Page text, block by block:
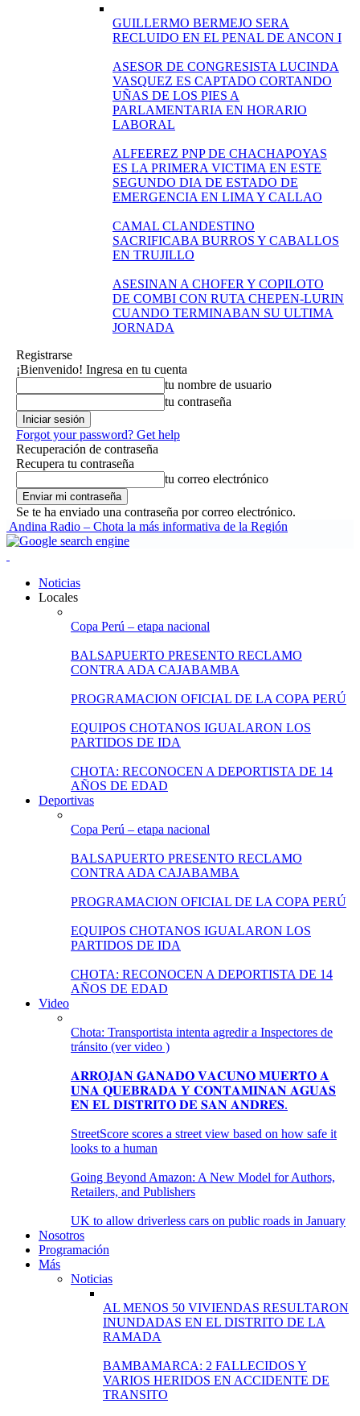
GUILLERMO BERMEJO SERA
RECLUIDO EN EL PENAL DE ANCON I
ASESOR DE CONGRESISTA LUCINDA
VASQUEZ ES CAPTADO CORTANDO
UÑAS DE LOS PIES A
PARLAMENTARIA EN HORARIO
LABORAL
ALFEEREZ PNP DE CHACHAPOYAS
ES LA PRIMERA VICTIMA EN ESTE
SEGUNDO DIA DE ESTADO DE
EMERGENCIA EN LIMA Y CALLAO
CAMAL CLANDESTINO
SACRIFICABA BURROS Y CABALLOS
EN TRUJILLO
ASESINAN A CHOFER Y COPILOTO
DE COMBI CON RUTA CHEPEN-LURIN
CUANDO TERMINABAN SU ULTIMA
JORNADA
Registrarse
¡Bienvenido! Ingresa en tu cuenta
tu nombre de usuario
tu contraseña
Forgot your password? Get help
Recuperación de contraseña
Recupera tu contraseña
tu correo electrónico
Se te ha enviado una contraseña por correo electrónico.
Andina Radio – Chota la más informativa de la Región
Noticias
Locales
Copa Perú – etapa nacional
BALSAPUERTO PRESENTO RECLAMO
CONTRA ADA CAJABAMBA
PROGRAMACION OFICIAL DE LA COPA PERÚ
EQUIPOS CHOTANOS IGUALARON LOS
PARTIDOS DE IDA
CHOTA: RECONOCEN A DEPORTISTA DE 14
AÑOS DE EDAD
Deportivas
Copa Perú – etapa nacional
BALSAPUERTO PRESENTO RECLAMO
CONTRA ADA CAJABAMBA
PROGRAMACION OFICIAL DE LA COPA PERÚ
EQUIPOS CHOTANOS IGUALARON LOS
PARTIDOS DE IDA
CHOTA: RECONOCEN A DEPORTISTA DE 14
AÑOS DE EDAD
Video
Chota: Transportista intenta agredir a Inspectores de
tránsito (ver video )
𝐀𝐑𝐑𝐎𝐉𝐀𝐍 𝐆𝐀𝐍𝐀𝐃𝐎 𝐕𝐀𝐂𝐔𝐍𝐎 𝐌𝐔𝐄𝐑𝐓𝐎 𝐀
𝐔𝐍𝐀 𝐐𝐔𝐄𝐁𝐑𝐀𝐃𝐀 𝐘 𝐂𝐎𝐍𝐓𝐀𝐌𝐈𝐍𝐀𝐍 𝐀𝐆𝐔𝐀𝐒
𝐄𝐍 𝐄𝐋 𝐃𝐈𝐒𝐓𝐑𝐈𝐓𝐎 𝐃𝐄 𝐒𝐀𝐍 𝐀𝐍𝐃𝐑𝐄́𝐒.
StreetScore scores a street view based on how safe it
looks to a human
Going Beyond Amazon: A New Model for Authors,
Retailers, and Publishers
UK to allow driverless cars on public roads in January
Nosotros
Programación
Más
Noticias
AL MENOS 50 VIVIENDAS RESULTARON
INUNDADAS EN EL DISTRITO DE LA
RAMADA
BAMBAMARCA: 2 FALLECIDOS Y
VARIOS HERIDOS EN ACCIDENTE DE
TRANSITO